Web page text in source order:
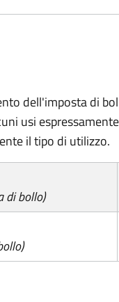
dell'imposta di
usi
il tipo di utilizzo.
di bollo)